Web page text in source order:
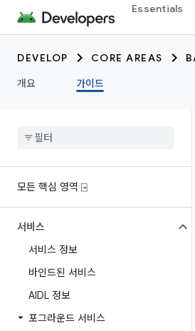
Essentials
DEVELOP CORE AREAS
개요
가이드
모든 핵심 영역 ⍈
서비스
서비스 정보
바인드된 서비스
AIDL 정보
포그라운드 서비스